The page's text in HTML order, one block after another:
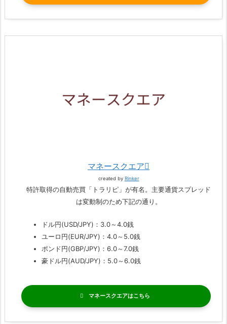
マネースクエア
created by Rinker
特許取得の自動売買「トラリピ」が有名。主要通貨スプレッド
は変動制のため下記の通り。
ドル円(USD/JPY)：3.0～4.0銭
ユーロ円(EUR/JPY)：4.0～5.0銭
ポンド円(GBP/JPY)：6.0～7.0銭
豪ドル円(AUD/JPY)：5.0～6.0銭
マネースクエア